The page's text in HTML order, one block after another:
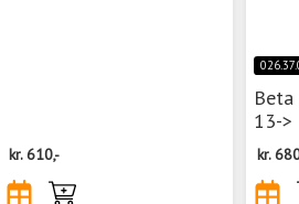
kr.610,-
13->
kr.